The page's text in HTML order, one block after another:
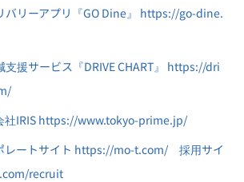
バリーアプリ『GO Dine』 https://go-dine.
支援サービス『DRIVE CHART』 https://dri
社IRIS https://www.tokyo-prime.jp/
レートサイト https://mo-t.com/
採用サイ
recruit